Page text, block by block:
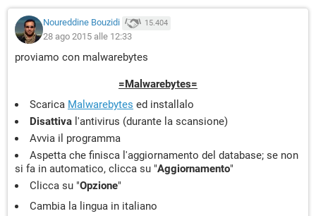
Noureddine Bouzidi 15.404
28 ago 2015 alle 12:33
proviamo con malwarebytes
=Malwarebytes=
Scarica Malwarebytes ed installalo
Disattiva l'antivirus (durante la scansione)
Avvia il programma
Aspetta che finisca l'aggiornamento del database; se non
si fa in automatico, clicca su "Aggiornamento"
Clicca su "Opzione"
Cambia la lingua in italiano